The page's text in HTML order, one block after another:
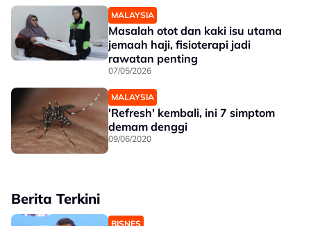
MALAYSIA
Masalah otot dan kaki isu utama
jemaah haji, fisioterapi jadi
rawatan penting
07/05/2026
MALAYSIA
'Refresh' kembali, ini 7 simptom
demam denggi
09/06/2020
Berita Terkini
BISNES